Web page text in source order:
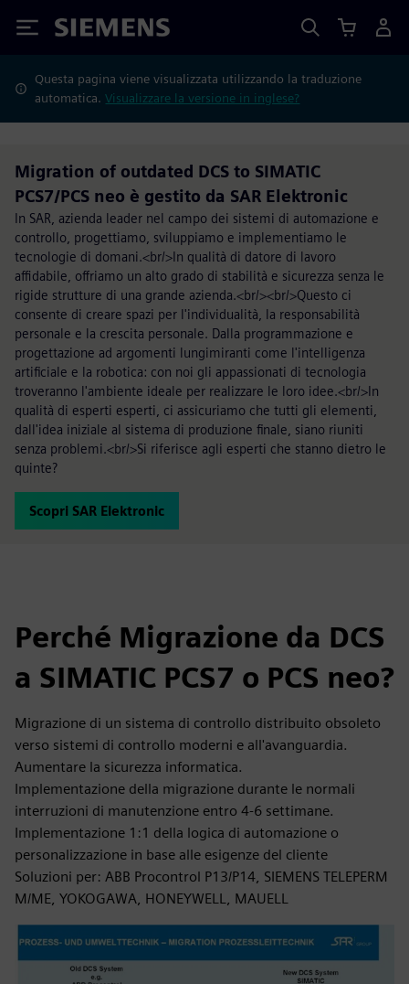
Siemens
Questa pagina viene visualizzata utilizzando la traduzione
automatica.Visualizzare la versione in inglese?
Migration of outdated DCS to SIMATIC
PCS7/PCS neo è gestito da SAR Elektronic
In SAR, azienda leader nel campo dei sistemi di automazione e
controllo, progettiamo, sviluppiamo e implementiamo le
tecnologie di domani.<br/>In qualità di datore di lavoro
affidabile, offriamo un alto grado di stabilità e sicurezza senza le
rigide strutture di una grande azienda.<br/><br/>Questo ci
consente di creare spazi per l'individualità, la responsabilità
personale e la crescita personale. Dalla programmazione e
progettazione ad argomenti lungimiranti come l'intelligenza
artificiale e la robotica: con noi gli appassionati di tecnologia
troveranno l'ambiente ideale per realizzare le loro idee.<br/>In
qualità di esperti esperti, ci assicuriamo che tutti gli elementi,
dall'idea iniziale al sistema di produzione finale, siano riuniti
senza problemi.<br/>Si riferisce agli esperti che stanno dietro le
quinte?
Scopri SAR Elektronic
Perché Migrazione da DCS
a SIMATIC PCS7 o PCS neo?
Migrazione di un sistema di controllo distribuito obsoleto
verso sistemi di controllo moderni e all'avanguardia.
Aumentare la sicurezza informatica.
Implementazione della migrazione durante le normali
interruzioni di manutenzione entro 4-6 settimane.
Implementazione 1:1 della logica di automazione o
personalizzazione in base alle esigenze del cliente
Soluzioni per: ABB Procontrol P13/P14, SIEMENS TELEPERM
M/ME, YOKOGAWA, HONEYWELL, MAUELL